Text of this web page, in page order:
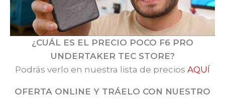
¿CUÁL ES EL PRECIO POCO F6 PRO
UNDERTAKER TEC STORE?
Podrás verlo en nuestra lista de precios AQUÍ
OFERTA ONLINE Y TRÁELO CON NUESTRO